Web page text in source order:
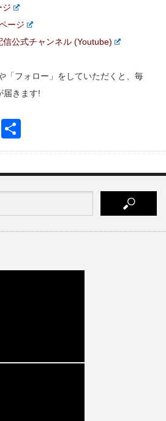
ジ
ージ
公式チャンネル (Youtube)
「フォロー」をしていただくと、毎
届きます!
Line
有